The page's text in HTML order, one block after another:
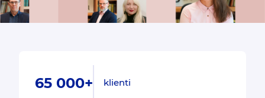
65 000+ klienti